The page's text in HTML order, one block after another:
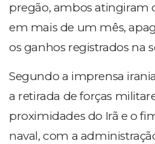
pregão, ambos atingiram
em mais de um mês,
os ganhos registrados na
Segundo a imprensa
a retirada de forças
proximidades do Irã e o
naval, com a